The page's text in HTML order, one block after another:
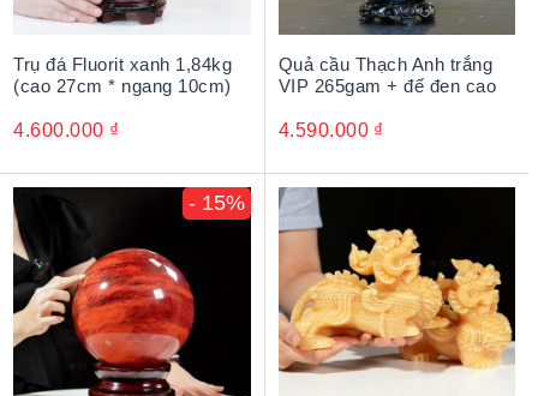
Trụ đá Fluorit xanh 1,84kg
(cao 27cm * ngang 10cm)
4.600.000 ₫
Quả cầu Thạch Anh trắng
VIP 265gam + đế đen cao
4.590.000 ₫
- 15%